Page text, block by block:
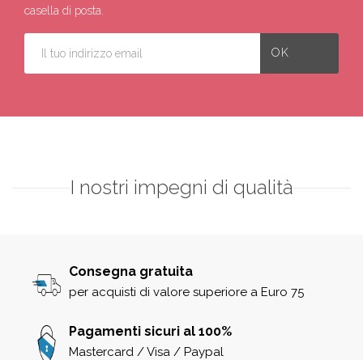
casella di posta.
I nostri impegni di qualità
Consegna gratuita
per acquisti di valore superiore a Euro 75
Pagamenti sicuri al 100%
Mastercard / Visa / Paypal